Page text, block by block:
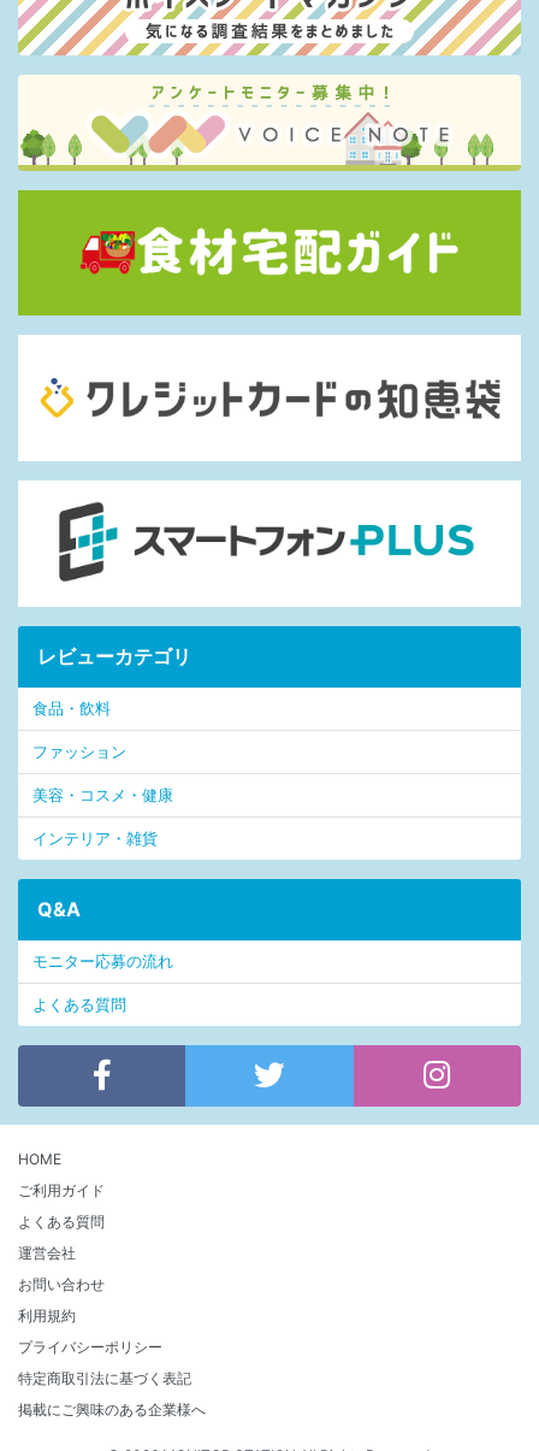
レビューカテゴリ
食品・飲料
ファッション
美容・コスメ・健康
インテリア・雑貨
Q&A
モニター応募の流れ
よくある質問
HOME
ご利用ガイド
よくある質問
運営会社
お問い合わせ
利用規約
プライバシーポリシー
特定商取引法に基づく表記
掲載にご興味のある企業様へ